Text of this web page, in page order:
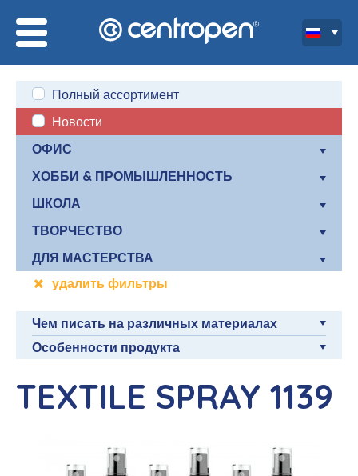
Полный ассортимент
Новости
ОФИС
ХОББИ & ПРОМЫШЛЕННОСТЬ
ШКОЛА
ТВОРЧЕСТВО
ДЛЯ МАСТЕРСТВА
удалить фильтры
Чем писать на различных материалах
Особенности продукта
TEXTILE SPRAY 1139